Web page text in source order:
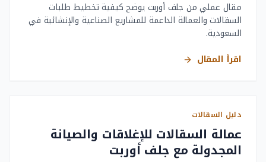
مقال عملي من جلف أوربت يوضح كيفية تخطيط طلبات
السقالات والعمالة الداعمة للمشاريع الصناعية والإنشائية في
السعودية.
اقرأ المقال
دليل السقالات
عمالة السقالات للإغلاقات والصيانة
المجدولة مع جلف أوربت